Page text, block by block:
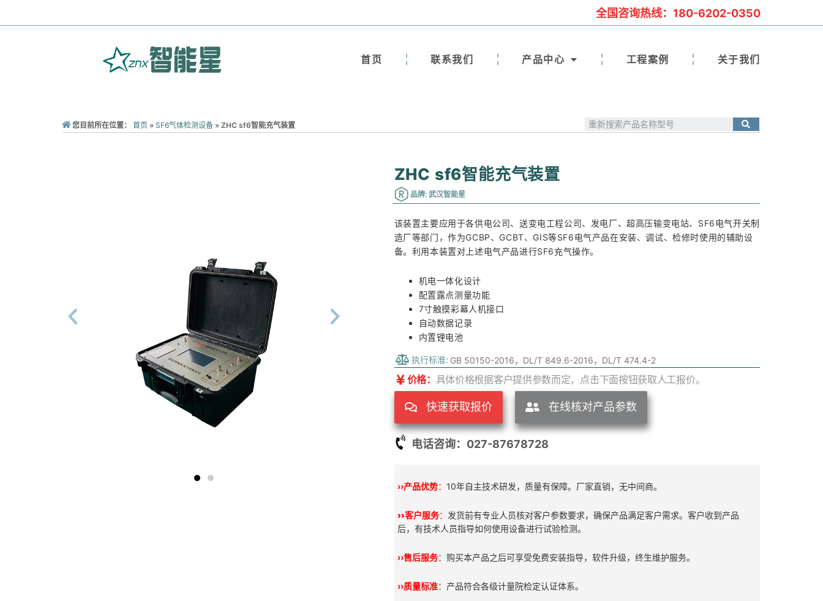
全国咨询热线：180-6202-0350
首页 联系我们 产品中心 工程案例 关于我们
您目前所在位置： 首页 » SF6气体检测设备 » ZHC sf6智能充气装置
ZHC sf6智能充气装置
品牌: 武汉智能星
该装置主要应用于各供电公司、送变电工程公司、发电厂、超高压输变电站、SF6电气开关制
造厂等部门，作为GCBP、GCBT、GIS等SF6电气产品在安装、调试、检修时使用的辅助设
备。利用本装置对上述电气产品进行SF6充气操作。
机电一体化设计
配置露点测量功能
7寸触摸彩幕人机接口
自动数据记录
内置锂电池
执行标准: GB 50150-2016，DL/T 849.6-2016，DL/T 474.4-2
价格： 具体价格根据客户提供参数而定，点击下面按钮获取人工报价。
快速获取报价 在线核对产品参数
电话咨询：027-87678728
››产品优势： 10年自主技术研发，质量有保障。厂家直销，无中间商。
››客户服务： 发货前有专业人员核对客户参数要求，确保产品满足客户需求。客户收到产品
后，有技术人员指导如何使用设备进行试验检测。
››售后服务： 购买本产品之后可享受免费安装指导，软件升级，终生维护服务。
››质量标准： 产品符合各级计量院检定认证体系。